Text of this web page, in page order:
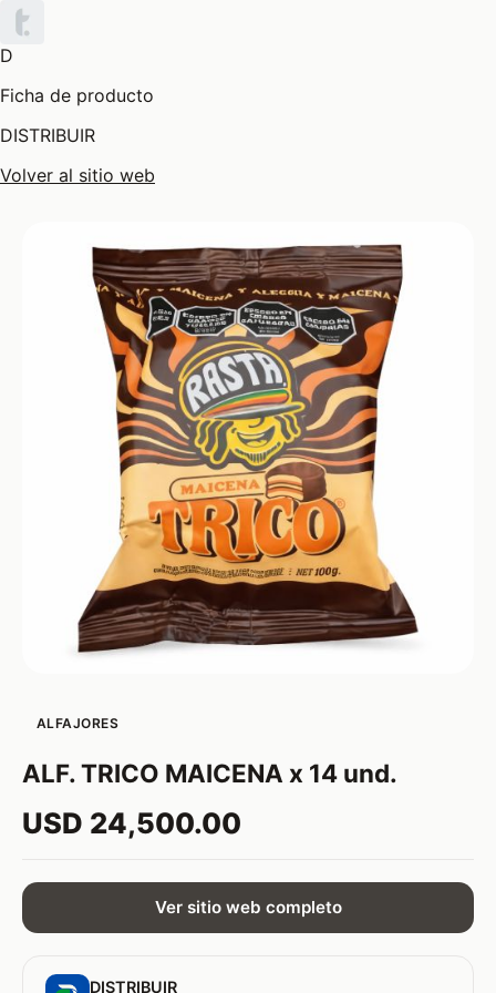
D
Ficha de producto
DISTRIBUIR
Volver al sitio web
ALFAJORES
ALF. TRICO MAICENA x 14 und.
USD 24,500.00
Ver sitio web completo
DISTRIBUIR